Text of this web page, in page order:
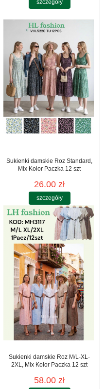
szczegóły
Sukienki damskie Roz Standard,
Mix Kolor Paczka 12 szt
26.00 zł
szczegóły
Sukienki damskie Roz M/L-XL-
2XL, Mix Kolor Paczka 12 szt
58.00 zł